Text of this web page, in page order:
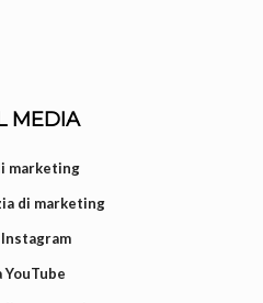
MEDIA
marketing
di marketing
YouTube